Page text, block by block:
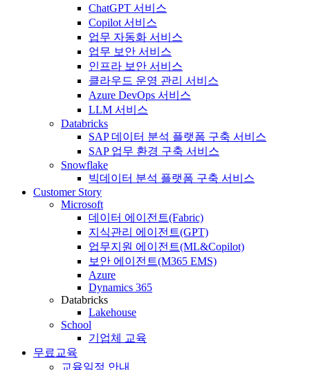
ChatGPT 서비스
Copilot 서비스
업무 자동화 서비스
업무 보안 서비스
인프라 보안 서비스
클라우드 운영 관리 서비스
Azure DevOps 서비스
LLM 서비스
Databricks
SAP 데이터 분석 플랫폼 구축 서비스
SAP 업무 환경 구축 서비스
Snowflake
빅데이터 분석 플랫폼 구축 서비스
Customer Story
Microsoft
데이터 에이전트(Fabric)
지식관리 에이전트(GPT)
업무지원 에이전트(ML&Copilot)
보안 에이전트(M365 EMS)
Azure
Dynamics 365
Databricks
Lakehouse
School
기업체 교육
무료교육
교육일정 안내